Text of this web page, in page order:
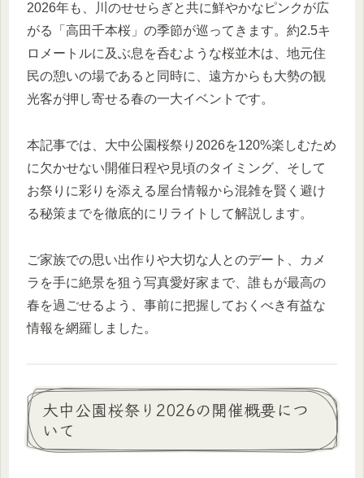
2026年も、川のせせらぎと共に鮮やかなピンクが広
がる「高田千本桜」の季節が巡ってきます。約2.5キ
ロメートルに及ぶ息を呑むような桜並木は、地元住
民の憩いの場であると同時に、遠方からも大勢の観
光客が押し寄せる春の一大イベントです。
本記事では、大中公園桜祭り2026を120%楽しむため
に欠かせない開催日程や見頃のタイミング、そして
お祭りに彩りを添える屋台情報から混雑を賢く避け
る秘策までを徹底的にリライトして解説します。
ご家族での思い出作りや大切な人とのデート、カメ
ラを手に絶景を狙う写真愛好家まで、誰もが最高の
春を過ごせるよう、事前に把握しておくべき有益な
情報を網羅しました。
大中公園桜祭り2026の開催概要につ
いて